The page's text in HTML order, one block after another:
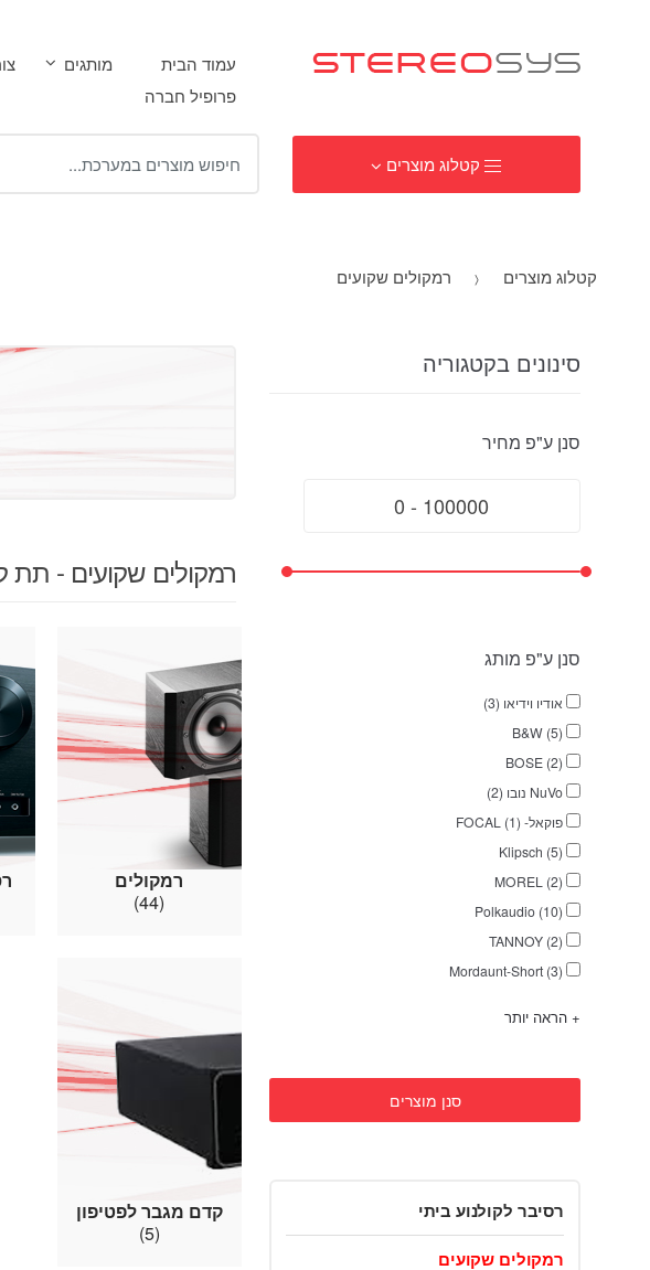
עמוד הבית מותגים
פרופיל חברה
קטלוג מוצרים
פ
קטלוג מוצרים רמקולים שקועים
רמקולים שקועים - תת
רמקולים
(44)
קדם מגבר לפטיפון
(5)
סינונים בקטגוריה
סנן ע"פ מחיר
סנן ע"פ מותג
אודיו וידיאו (3)
B&W (5)
BOSE (2)
NuVo נובו (2)
פוקאל- FOCAL (1)
Klipsch (5)
MOREL (2)
Polkaudio (10)
TANNOY (2)
Mordaunt-Short (3)
+ הראה יותר
סנן מוצרים
רסיבר לקולנוע ביתי
רמקולים שקועים